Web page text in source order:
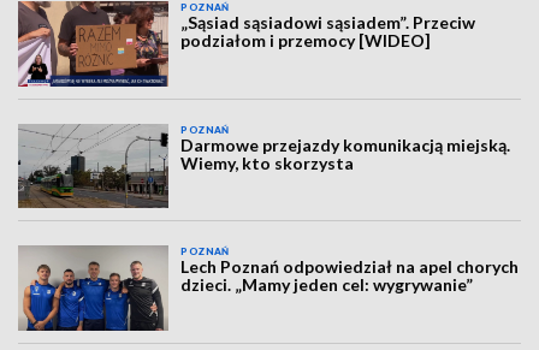
POZNAŃ
„Sąsiad sąsiadowi sąsiadem”. Przeciw
podziałom i przemocy [WIDEO]
POZNAŃ
Darmowe przejazdy komunikacją miejską.
Wiemy, kto skorzysta
POZNAŃ
Lech Poznań odpowiedział na apel chorych
dzieci. „Mamy jeden cel: wygrywanie”